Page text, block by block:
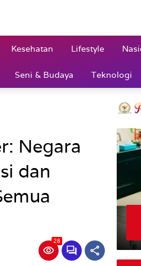
Kesehatan Lifestyle
Seni & Budaya Teknologi
Negara
dan
28